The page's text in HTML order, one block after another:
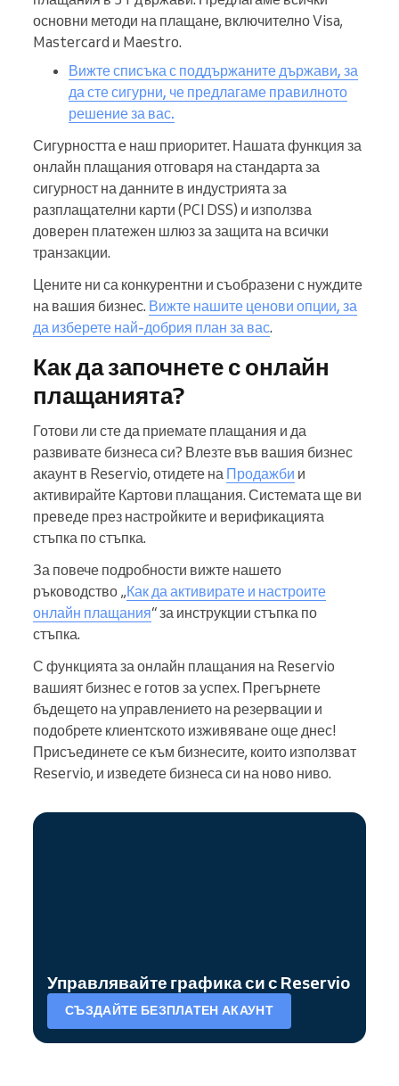
основни методи на плащане, включително Visa,
Mastercard и Maestro.
Вижте списъка с поддържаните държави, за
да сте сигурни, че предлагаме правилното
решение за вас.
Сигурността е наш приоритет. Нашата функция за
онлайн плащания отговаря на стандарта за
сигурност на данните в индустрията за
разплащателни карти (PCI DSS) и използва
доверен платежен шлюз за защита на всички
транзакции.
Цените ни са конкурентни и съобразени с нуждите
на вашия бизнес. Вижте нашите ценови опции, за
да изберете най-добрия план за вас.
Как да започнете с онлайн
плащанията?
Готови ли сте да приемате плащания и да
развивате бизнеса си? Влезте във вашия бизнес
акаунт в Reservio, отидете на Продажби и
активирайте Картови плащания. Системата ще ви
преведе през настройките и верификацията
стъпка по стъпка.
За повече подробности вижте нашето
ръководство „Как да активирате и настроите
онлайн плащания“ за инструкции стъпка по
стъпка.
С функцията за онлайн плащания на Reservio
вашият бизнес е готов за успех. Прегърнете
бъдещето на управлението на резервации и
подобрете клиентското изживяване още днес!
Присъединете се към бизнесите, които използват
Reservio, и изведете бизнеса си на ново ниво.
Управлявайте графика си с Reservio
СЪЗДАЙТЕ БЕЗПЛАТЕН АКАУНТ